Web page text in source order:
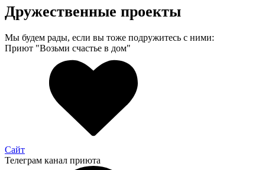
Дружественные проекты
Мы будем рады, если вы тоже подружитесь с ними:
Приют "Возьми счастье в дом"
Сайт
Телеграм канал приюта